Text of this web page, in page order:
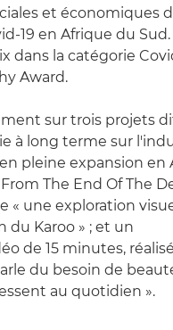
et économiques
19 en Afrique du Sud.
dans la catégorie
Award.
sur trois projets
à long terme sur
pleine expansion en
The End Of The
« une exploration
du Karoo » ; et un
de 15 minutes,
du besoin de
au quotidien ».